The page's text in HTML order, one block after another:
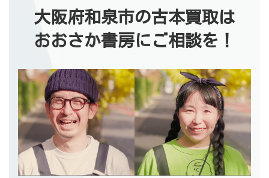
大阪府和泉市の古本買取は
おおさか書房にご相談を！